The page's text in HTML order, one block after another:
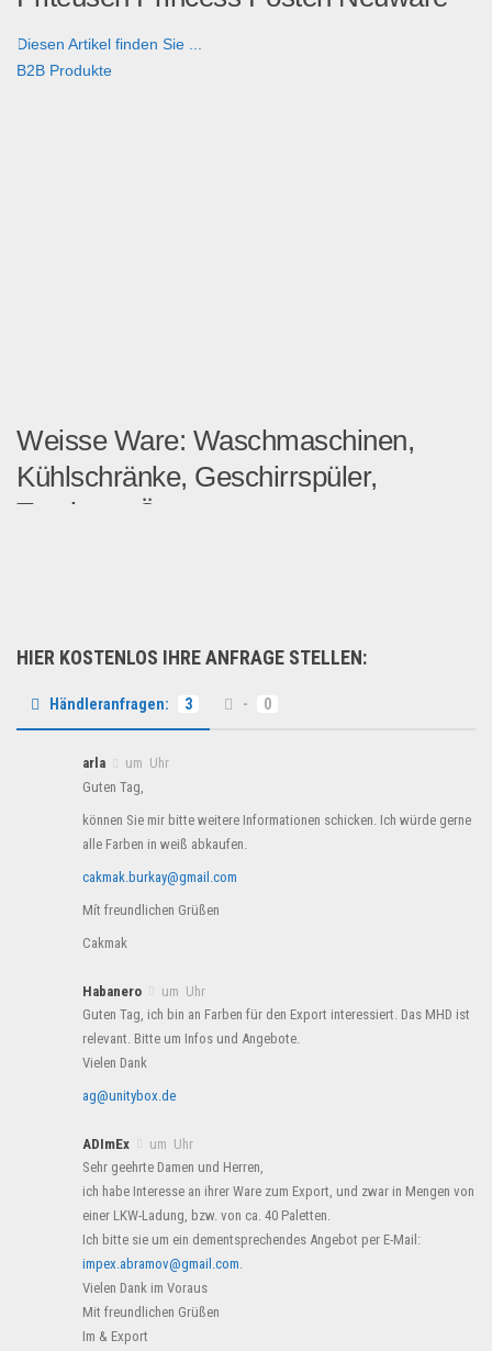
Diesen Artikel finden Sie ...
B2B Produkte
Weisse Ware: Waschmaschinen,
Kühlschränke, Geschirrspüler,
Trockner, Ö...
HIER KOSTENLOS IHRE ANFRAGE STELLEN:
Händleranfragen: 3 - 0
arla
um Uhr
Guten Tag,
können Sie mir bitte weitere Informationen schicken. Ich würde gerne
alle Farben in weiß abkaufen.
cakmak.burkay@gmail.com
Mít freundlichen Grüßen
Cakmak
Habanero
um Uhr
Guten Tag, ich bin an Farben für den Export interessiert. Das MHD ist
relevant. Bitte um Infos und Angebote.
Vielen Dank
ag@unitybox.de
ADImEx
um Uhr
Sehr geehrte Damen und Herren,
ich habe Interesse an ihrer Ware zum Export, und zwar in Mengen von
einer LKW-Ladung, bzw. von ca. 40 Paletten.
Ich bitte sie um ein dementsprechendes Angebot per E-Mail:
impex.abramov@gmail.com.
Vielen Dank im Voraus
Mit freundlichen Grüßen
Im & Export